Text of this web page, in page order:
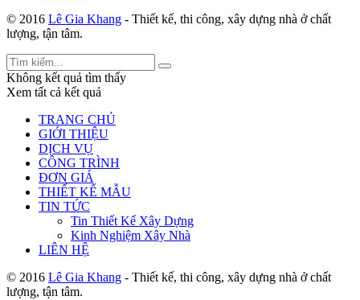
© 2016 Lê Gia Khang - Thiết kế, thi công, xây dựng nhà ở chất
lượng, tận tâm.
Không kết quả tìm thấy
Xem tất cả kết quả
TRANG CHỦ
GIỚI THIỆU
DỊCH VỤ
CÔNG TRÌNH
ĐƠN GIÁ
THIẾT KẾ MẪU
TIN TỨC
Tin Thiết Kế Xây Dựng
Kinh Nghiệm Xây Nhà
LIÊN HỆ
© 2016 Lê Gia Khang - Thiết kế, thi công, xây dựng nhà ở chất
lượng, tận tâm.